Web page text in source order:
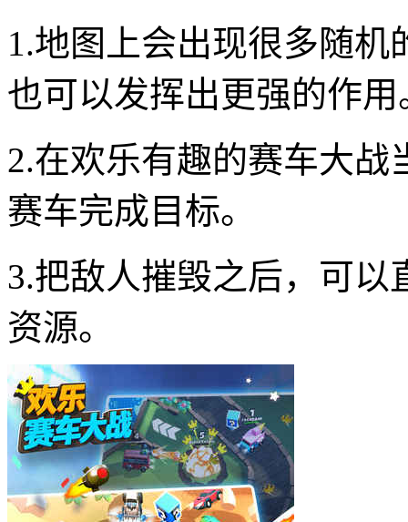
1.地图上会出现很多随
也可以发挥出更强的作用
2.在欢乐有趣的赛车大
赛车完成目标。
3.把敌人摧毁之后，可
资源。